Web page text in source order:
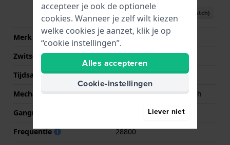
Download handleiding (Dutch)
Merk uurwerk
Zwitsers uurwerk
Ja
Tijdsaanduiding
Analoog
Mechanisme
Mechanisch automatisch
Gangreserve
Frequentie
28800
accepteer je ook de optionele
cookies. Wanneer je zelf wilt kiezen
welke cookies je aanzet, klik je op
“cookie instellingen”.
Alles accepteren
Cookie-instellingen
Liever niet